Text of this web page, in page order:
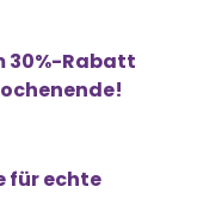
30%-Rabatt
für echte